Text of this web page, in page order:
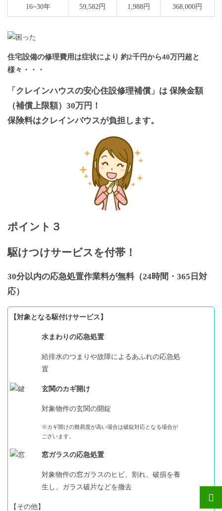
16~30年 59,582円 1,988円 368,000円
住宅設備の修理費用は症状により 約2千円から40万円超と
様々・・・
「クレインハウスの安心住設修理補償」は 保険金額
（補償上限額）30万円！
保険料はクレインバウスが負担します。
ポイント３
駆けつけサービスを付帯！
30分以内の応急処置作業料が無料（24時間・365日対
応）
【対象となる駆付けサービス】
水まわりの応急処置
給排水のつまりや故障によるあふれの応急処
置
玄関のカギ開け
対象物件の玄関の開錠
※カギ開けの難易度が高い場合は破錠対応となる場合が
ございます。
窓ガラスの応急処置
対象物件の窓ガラスのヒビ、割れ、破損を養
生し、ガラス破片などを撤去
【その他】